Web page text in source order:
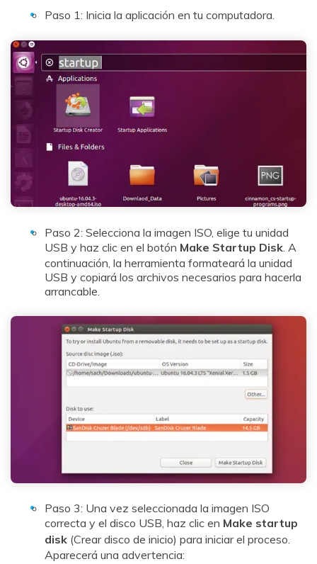
Paso 1: Inicia la aplicación en tu computadora.
Paso 2: Selecciona la imagen ISO, elige tu unidad
USB y haz clic en el botón Make Startup Disk . A
continuación, la herramienta formateará la unidad
USB y copiará los archivos necesarios para hacerla
arrancable.
Paso 3: Una vez seleccionada la imagen ISO
correcta y el disco USB, haz clic en Make startup
disk (Crear disco de inicio) para iniciar el proceso.
Aparecerá una advertencia: